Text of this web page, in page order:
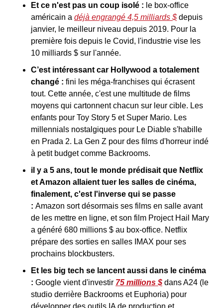
Et ce n'est pas un coup isolé : le box-office
américain a déjà engrangé 4,5 milliards $ depuis
janvier, le meilleur niveau depuis 2019. Pour la
première fois depuis le Covid, l'industrie vise les
10 milliards $ sur l'année.
C’est intéressant car Hollywood a totalement
changé : fini les méga-franchises qui écrasent
tout. Cette année, c'est une multitude de films
moyens qui cartonnent chacun sur leur cible. Les
enfants pour Toy Story 5 et Super Mario. Les
millennials nostalgiques pour Le Diable s'habille
en Prada 2. La Gen Z pour des films d'horreur indé
à petit budget comme Backrooms.
il y a 5 ans, tout le monde prédisait que Netflix
et Amazon allaient tuer les salles de cinéma,
finalement, c'est l'inverse qui se passe
: Amazon sort désormais ses films en salle avant
de les mettre en ligne, et son film Project Hail Mary
a généré 680 millions $ au box-office. Netflix
prépare des sorties en salles IMAX pour ses
prochains blockbusters.
Et les big tech se lancent aussi dans le cinéma
: Google vient d'investir 75 millions $ dans A24 (le
studio derrière Backrooms et Euphoria) pour
développer des outils IA de production et